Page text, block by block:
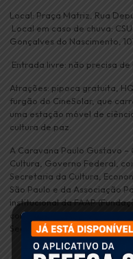
Local: Praça Matriz, Rua
Local em caso de chuva:
Gonçalves do Nascimento,
Entrada livre: não precisa de
Atrações: pipoca gratuita,
furgão do CineSolar, que
uma estação móvel de
cultura de paz.
A Caravana Paulo Gustavo
Cultura, Governo Federal,
Secretaria da Cultura,
São Paulo e da Associação
institucional da FAAP
correalização da Prefeitura
Secretaria de Cultura.